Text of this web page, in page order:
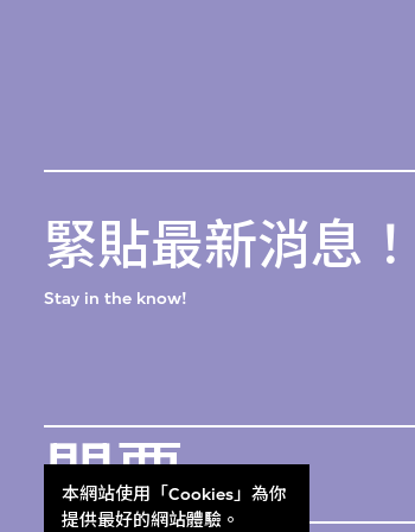
本網站使用「Cookies」為你
提供最好的網站體驗。
緊貼最新消息！
Stay in the know!
門票 Get Tickets